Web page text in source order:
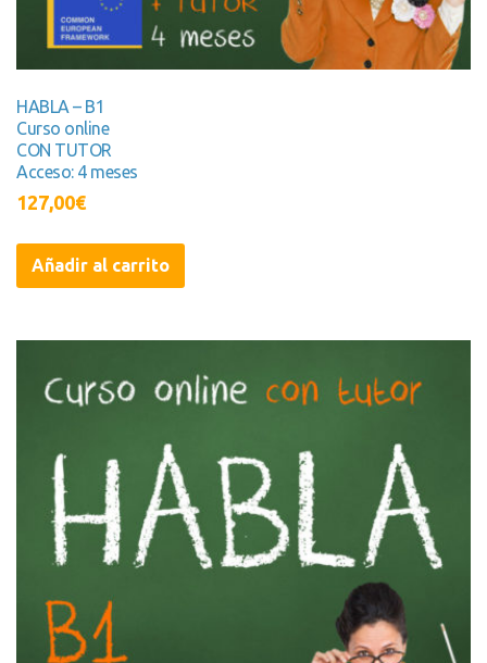
HABLA – B1
Curso online
CON TUTOR
Acceso: 4 meses
127,00€
Añadir al carrito